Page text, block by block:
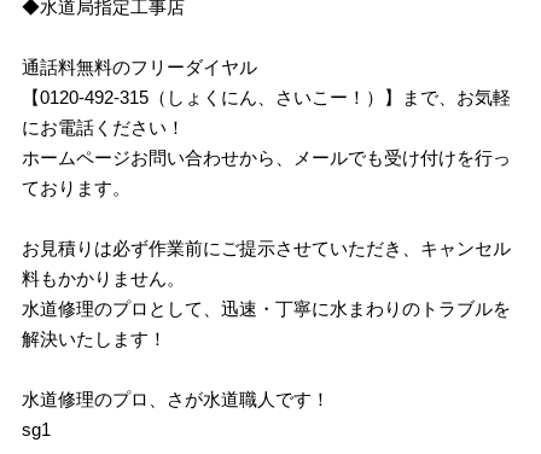
◆水道局指定工事店
通話料無料のフリーダイヤル
【0120-492-315（しょくにん、さいこー！）】まで、お気軽
にお電話ください！
ホームページお問い合わせから、メールでも受け付けを行っ
ております。
お見積りは必ず作業前にご提示させていただき、キャンセル
料もかかりません。
水道修理のプロとして、迅速・丁寧に水まわりのトラブルを
解決いたします！
水道修理のプロ、さが水道職人です！
sg1